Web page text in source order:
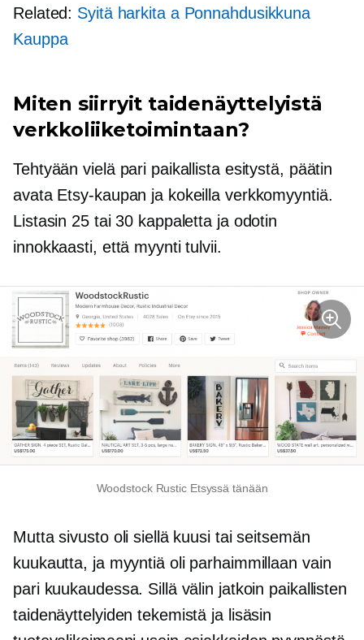
Related: Syitä harkita a Ponnahdusikkuna
Kauppa
Miten siirryit taidenäyttelyistä
verkkoliiketoimintaan?
Tehtyään vielä pari paikallista esitystä, päätin
avata Etsy-kaupan ja kokeilla verkkomyyntiä.
Listasin 25 tai 30 kappaletta ja odotin
innokkaasti, että myynti tulvii.
Woodstock Rustic Etsyssä tänään
Mutta sivusto oli siellä kuusi tai seitsemän
kuukautta, ja myyntiä oli parhaimmillaan vain
pari kuukaudessa. Sillä välin jatkoin paikallisten
taidenäyttelyiden tekemistä ja lisäsin